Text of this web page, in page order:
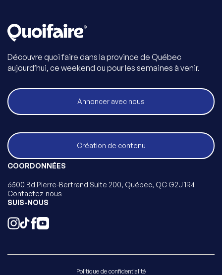
Découvre quoi faire dans la province de Québec
aujourd’hui, ce weekend ou pour les semaines à venir.
Annoncer avec nous
Création de contenu
COORDONNÉES
6500 Bd Pierre-Bertrand Suite 200, Québec, QC G2J 1R4
Contactez-nous
SUIS-NOUS
Politique de confidentialité